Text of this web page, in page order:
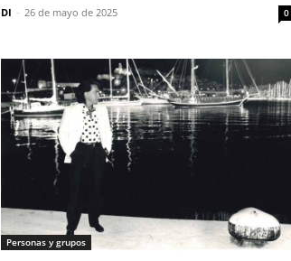
DI - 26 de mayo de 2025 0
Personas y grupos